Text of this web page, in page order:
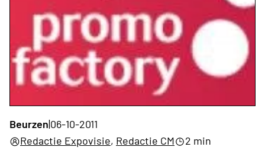
Beurzen|06-10-2011
Redactie Expovisie, Redactie CM
2 min